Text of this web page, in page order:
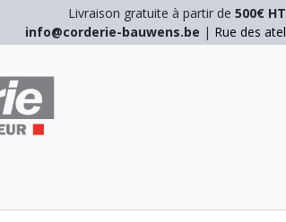
Livraison gratuite à partir de 500€
info@corderie-bauwens.be | Rue des